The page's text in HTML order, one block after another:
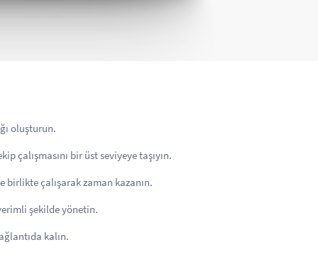
oluşturun.
çalışmasını bir üst seviyeye taşıyın.
birlikte çalışarak zaman kazanın.
şekilde yönetin.
kalın.